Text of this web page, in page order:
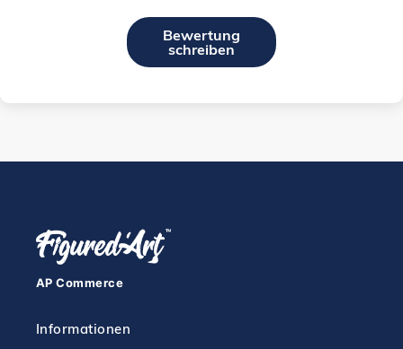
Bewertung
schreiben
AP Commerce
Informationen